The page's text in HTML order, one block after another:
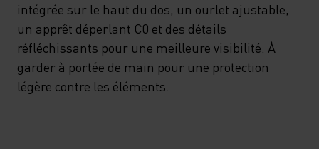
intégrée sur le haut du dos, un ourlet ajustable,
un apprêt déperlant C0 et des détails
réfléchissants pour une meilleure visibilité. À
garder à portée de main pour une protection
légère contre les éléments.